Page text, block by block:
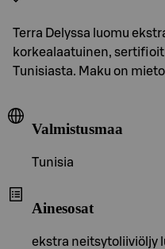
Terra Delyssa luomu
korkealaatuinen,
Tunisiasta. Maku on
Valmistusmaa
Tunisia
Ainesosat
ekstra neitsytoliiviöljy